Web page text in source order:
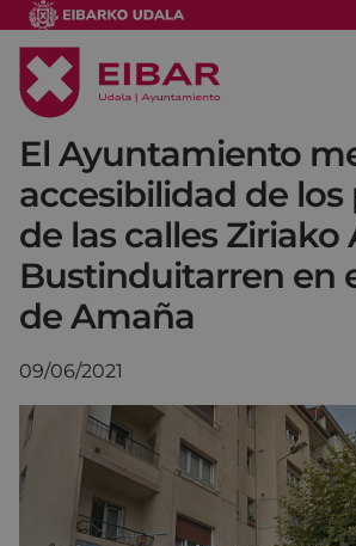
El Ayuntamiento
accesibilidad de los
de las calles Ziriako
Bustinduitarren en
de Amaña
09/06/2021